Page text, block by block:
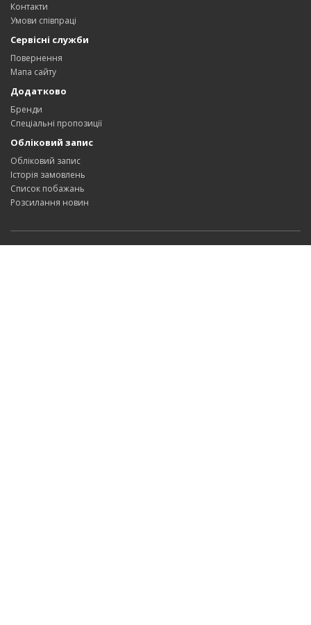
Контакти
Умови співпраці
Сервісні служби
Повернення
Мапа сайту
Додатково
Бренди
Спеціальні пропозиції
Обліковий запис
Обліковий запис
Історія замовлень
Список побажань
Розсилання новин